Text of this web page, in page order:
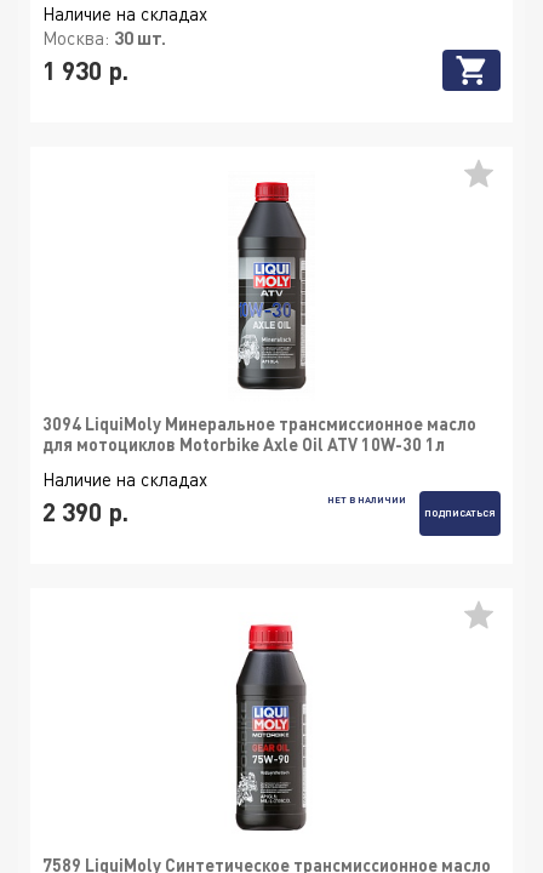
Наличие на складах
Москва: 30 шт.
1 930 р.
3094 LiquiMoly Минеральное трансмиссионное масло
для мотоциклов Motorbike Axle Oil ATV 10W-30 1л
Наличие на складах
2 390 р.
НЕТ В НАЛИЧИИ
ПОДПИСАТЬСЯ
7589 LiquiMoly Синтетическое трансмиссионное масло